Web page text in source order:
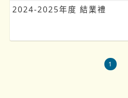
2024-2025年度 結業禮
1